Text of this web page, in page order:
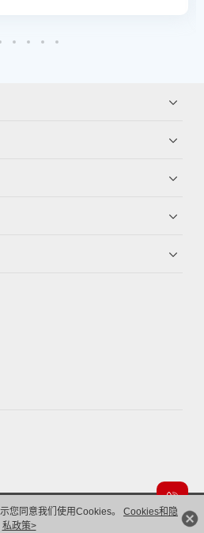
您同意我们使用Cookies。 Cookies和隐
私政策>
2026。 保留一切权利。粤A2-20044005号
保护
法律声明